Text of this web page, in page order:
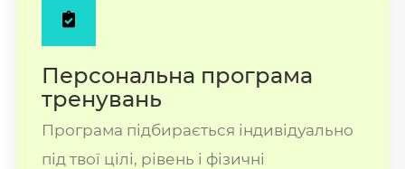
Персональна програма
тренувань
Програма підбирається індивідуально
під твої цілі, рівень і фізичні